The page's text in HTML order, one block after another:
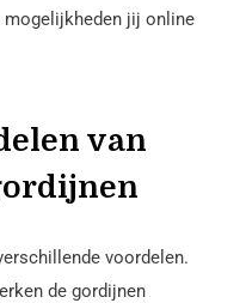
mogelijkheden jij online
van
voordelen.
de gordijnen